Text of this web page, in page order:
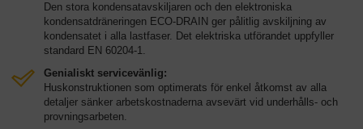
Den stora kondensatavskiljaren och den elektroniska
kondensatdräneringen ECO-DRAIN ger pålitlig avskiljning av
kondensatet i alla lastfaser. Det elektriska utförandet uppfyller
standard EN 60204-1.
Genialiskt servicevänlig:
Huskonstruktionen som optimerats för enkel åtkomst av alla
detaljer sänker arbetskostnaderna avsevärt vid underhålls- och
provningsarbeten.